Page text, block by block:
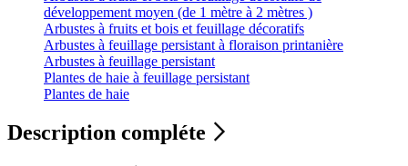
développement moyen (de 1 mètre à 2 mètres )
Arbustes à fruits et bois et feuillage décoratifs
Arbustes à feuillage persistant à floraison printanière
Arbustes à feuillage persistant
Plantes de haie à feuillage persistant
Plantes de haie
Description compléte